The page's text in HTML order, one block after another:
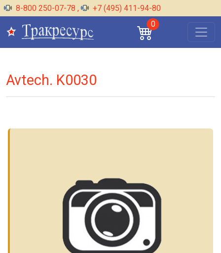
8-800 250-07-78 ,
+7 (495) 411-94-80
0
Avtech. K0030